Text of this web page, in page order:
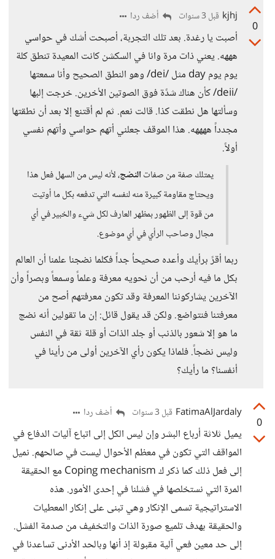
0
kjhj قبل 3 سنوات أضف ردا
أصبت يا رغدة. بعد تلك التجربة، أصبحت أشك في حواسي
هههه. يعني ذات مرة وانا في السكشن كانت المعيدة تنطق كلة
يوم يوم day مثل /dei/ وهو النطق الصحيح وأنا سمعتها
/deii/ كأن هناك شدًة فوق الصوتين الأخرين. خرجت إلبها
وسألتها هل نطقت كذا. قالت نعم. ثم لم أقتنع إلا بعد أن نطقتها
مجدداً ههههه. هذا الموقف جعلني أتهم حواسي وأتهم نفسي
أولاً.
يمتلك صفة من صفاتالنضج، لأنه ليس من السهل فعل هذا
ويحتاج مقاومة كبيرة منه لنفسه التي تدفعه بكل ما أوتيت
من قوة إلى الظهور بمظهر العارف لكل شيء والخبير في أي
مجال وصاحب الرأي في أي موضوع.
ربما أقرً برأيك وأعده صحيحاُ جداً فكلما نضجنا علمنا أن العالم
بكل ما فيه أرحب من أن نحويه معرفة وعلماً وسمعاً وبصراً وأن
الآخرين يشاركوننا المعرفة وقد تكون معرفتهم أصح من
معرفتنا فنتواضع. ولكن قد يقول قائل: إن ما تقولين أنه نضج
ما هو إلا شعور بالذنب أو جلد الذات أو قلة ثقة في النفس
وليس نضجاً. فلماذا يكون رأي الآخرين أولى من رأينا في
أنفسنا؟ ما رأيك؟
0
FatimaAlJardaly قبل 3 سنوات أضف ردا
يميل ثلاثة أرباع البشر وإن ليس الكل إلى اتباع آليات الدفاع في
المواقف التي تكون في معظم الأحوال ليست في صالحهم. نميل
إلى فعل ذلك كما ذكر ك Coping mechanism مع الحقيقة
المرة التي نستخلصها في فشلنا في إحدى الأمور. هذه
الاستراتيجية تسمى الإنكار وهي تبنى على إنكار المعطيات
والحقيقة بهدف تلميع صورة الذات والتخفيف من صدمة الفشل.
إلى حد معين فعي آلية مقبولة إذ أنها وبالحد الأدنى تساعدنا في